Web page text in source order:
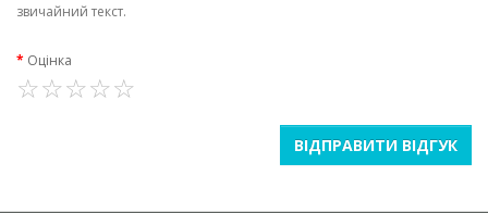
звичайний текст.
Оцінка
ВІДПРАВИТИ ВІДГУК